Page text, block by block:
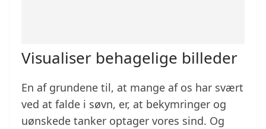
Visualiser behagelige billeder
En af grundene til, at mange af os har svært
ved at falde i søvn, er, at bekymringer og
uønskede tanker optager vores sind. Og